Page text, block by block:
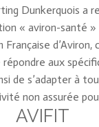
Dunkerquois a
« aviron-santé »
d’Aviron,
aux
de s’adapter à
non assurée
AVIFIT